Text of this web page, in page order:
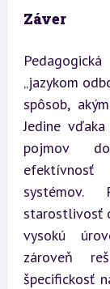
Záver
„jazykom
spôsob,
Jedine
pojmov
efektívnosť
systémov.
starostlivosť
vysokú
zároveň
špecifickosť